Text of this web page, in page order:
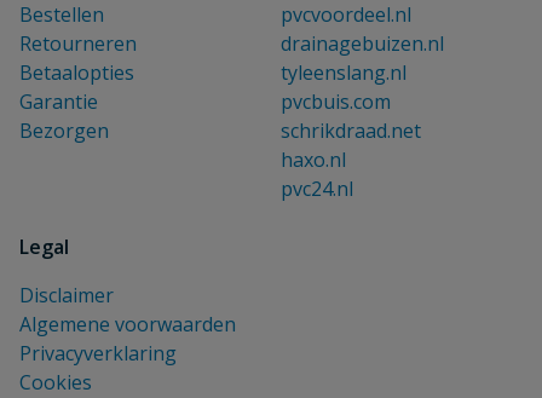
Bestellen
Retourneren
Betaalopties
Garantie
Bezorgen
pvcvoordeel.nl
drainagebuizen.nl
tyleenslang.nl
pvcbuis.com
schrikdraad.net
haxo.nl
pvc24.nl
Legal
Disclaimer
Algemene voorwaarden
Privacyverklaring
Cookies